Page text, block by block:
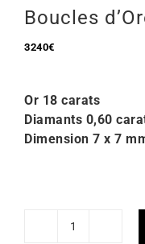
Boucles
3240€
Or 18 carats
Diamants 0,60
Dimension 7 x 7
quantité